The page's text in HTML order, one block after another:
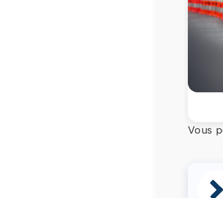
Vous